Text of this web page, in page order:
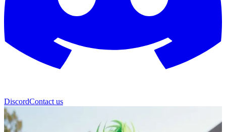
DiscordContact us